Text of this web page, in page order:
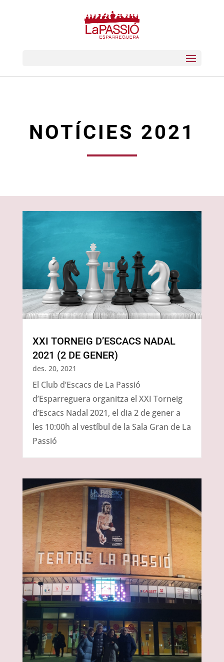
NOTÍCIES 2021
XXI TORNEIG D’ESCACS NADAL
2021 (2 DE GENER)
des. 20, 2021
El Club d’Escacs de La Passió
d’Esparreguera organitza el XXI Torneig
d’Escacs Nadal 2021, el dia 2 de gener a
les 10:00h al vestíbul de la Sala Gran de La
Passió